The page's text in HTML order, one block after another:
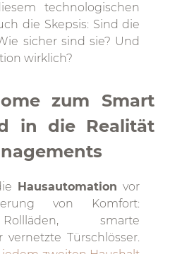
technologischen
die Skepsis: Sind die
sicher sind sie? Und
wirklich?
zum Smart
in die Realität
Hausautomation vor
von Komfort:
smarte
vernetzte Türschlösser.